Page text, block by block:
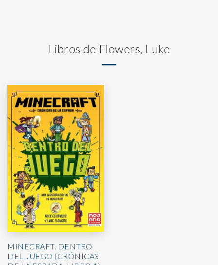
Libros de Flowers, Luke
MINECRAFT. DENTRO
DEL JUEGO (CRÓNICAS